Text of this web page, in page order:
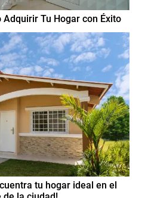
Adquirir Tu Hogar con Éxito
tu hogar ideal en el